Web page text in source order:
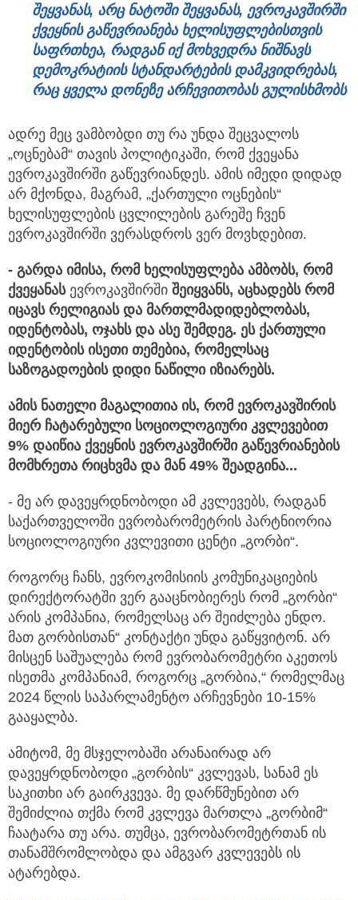
შეყვანას, არც ნატოში შეყვანას, ევროკავშირში
ქვეყნის გაწევრიანება ხელისუფლებისთვის
საფრთხეა, რადგან იქ მოხვედრა ნიშნავს
დემოკრატიის სტანდარტების დამკვიდრებას,
რაც ყველა დონეზე არჩევითობას გულისხმობს
ადრე მეც ვამბობდი თუ რა უნდა შეცვალოს
„ოცნებამ“ თავის პოლიტიკაში, რომ ქვეყანა
ევროკავშირში გაწევრიანდეს. ამის იმედი დიდად
არ მქონდა, მაგრამ, „ქართული ოცნების“
ხელისუფლების ცვლილების გარეშე ჩვენ
ევროკავშირში ვერასდროს ვერ მოვხდებით.
- გარდა იმისა, რომ ხელისუფლება ამბობს, რომ
ქვეყანას ევროკავშირში შეიყვანს, აცხადებს რომ
იცავს რელიგიას და მართლმადიდებლობას,
იდენტობას, ოჯახს და ასე შემდეგ. ეს ქართული
იდენტობის ისეთი თემებია, რომელსაც
საზოგადოების დიდი ნაწილი იზიარებს.
ამის ნათელი მაგალითია ის, რომ ევროკავშირის
მიერ ჩატარებული სოციოლოგიური კვლევებით
9% დაიწია ქვეყნის ევროკავშირში გაწევრიანების
მომხრეთა რიცხვმა და მან 49% შეადგინა...
- მე არ დავეყრდნობოდი ამ კვლევებს, რადგან
საქართველოში ევრობარომეტრის პარტნიორია
სოციოლოგიური კვლევითი ცენტი „გორბი“.
როგორც ჩანს, ევროკომისიის კომუნიკაციების
დირექტორატში ვერ გააცნობიერეს რომ „გორბი“
არის კომპანია, რომელსაც არ შეიძლება ენდო.
მათ გორბისთან“ კონტაქტი უნდა გაწყვიტონ. არ
მისცენ საშუალება რომ ევრობარომეტრი აკეთოს
ისეთმა კომპანიამ, როგორც „გორბია,“ რომელმაც
2024 წლის საპარლამენტო არჩევნები 10-15%
გააყალბა.
ამიტომ, მე მსჯელობაში არანაირად არ
დავეყრდნობოდი „გორბის“ კვლევას, სანამ ეს
საკითხი არ გაირკვევა. მე დარწმუნებით არ
შემიძლია თქმა რომ კვლევა მართლა „გორბიმ“
ჩაატარა თუ არა. თუმცა, ევრობარომეტრთან ის
თანამშრომლობდა და ამგვარ კვლევებს ის
ატარებდა.